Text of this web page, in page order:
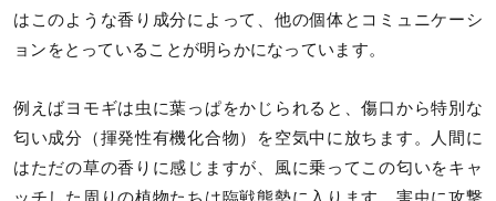
はこのような香り成分によって、他の個体とコミュニケーシ
ョンをとっていることが明らかになっています。
例えばヨモギは虫に葉っぱをかじられると、傷口から特別な
匂い成分（揮発性有機化合物）を空気中に放ちます。人間に
はただの草の香りに感じますが、風に乗ってこの匂いをキャ